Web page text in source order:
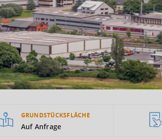
GRUNDSTÜCKSFLÄCHE
Auf Anfrage